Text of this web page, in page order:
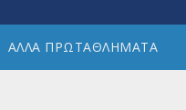
ΑΛΛΑ ΠΡΩΤΑΘΛΗΜΑΤΑ